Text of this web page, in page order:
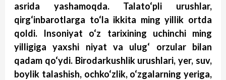
asrida yashamoqda. Talato‘pli urushlar,
qirg‘inbarotlarga to‘la ikkita ming yillik ortda
qoldi. Insoniyat o‘z tarixining uchinchi ming
yilligiga yaxshi niyat va ulug‘ orzular bilan
qadam qo‘ydi. Birodarkushlik urushlari, yer, suv,
boylik talashish, ochko‘zlik, o‘zgalarning yeriga,